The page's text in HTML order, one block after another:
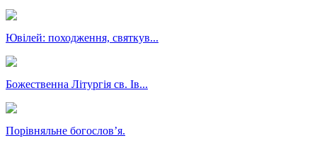
Ювілей: походження, святкув...
Божественна Літургія св. Ів...
Порівняльне богословʼя.